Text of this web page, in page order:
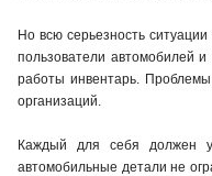
Но всю серьезность
пользователи автомобилей
работы инвентарь.
организаций.
Каждый для себя должен
автомобильные детали не